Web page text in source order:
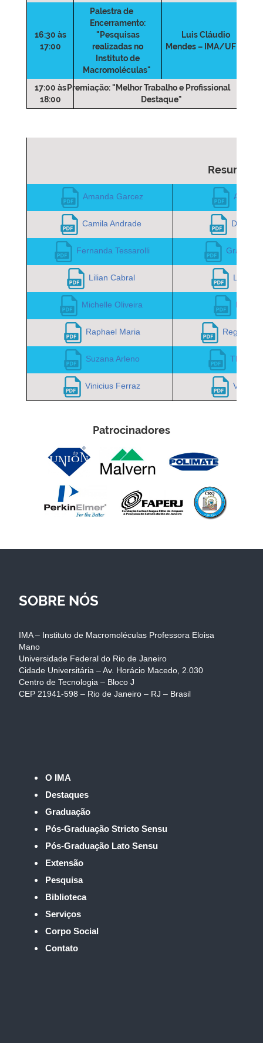
16:30 às
17:00
Palestra de
Encerramento:
"Pesquisas
realizadas no
Instituto de
Macromoléculas"
Luis Cláudio
Mendes – IMA/UFRJ
17:00 às
18:00
Premiação: "Melhor Trabalho e Profissional
Destaque"
Resumo
Amanda Garcez Ana
Camila Andrade Daniel
Fernanda Tessarolli Grazielle
Lilian Cabral
Michelle Oliveira Mirna
Raphael Maria Reginaldo
Suzana Arleno Thaís
Vinicius Ferraz Virginia
Patrocinadores
SOBRE NÓS
IMA – Instituto de Macromoléculas Professora Eloisa
Mano
Universidade Federal do Rio de Janeiro
Cidade Universitária – Av. Horácio Macedo, 2.030
Centro de Tecnologia – Bloco J
CEP 21941-598 – Rio de Janeiro – RJ – Brasil
O IMA
Destaques
Graduação
Pós-Graduação Stricto Sensu
Pós-Graduação Lato Sensu
Extensão
Pesquisa
Biblioteca
Serviços
Corpo Social
Contato